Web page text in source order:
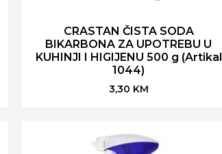
CRASTAN ČISTA SODA
BIKARBONA ZA UPOTREBU U
KUHINJI I HIGIJENU 500 g (Artikal
1044)
3,30 KM